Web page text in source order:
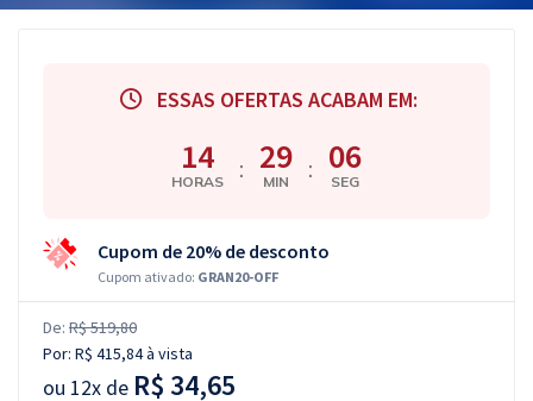
ESSAS OFERTAS ACABAM EM:
14
HORAS : 29
MIN : 06
SEG
Cupom de 20% de desconto
Cupom ativado: GRAN20-OFF
De: R$ 519,80
Por: R$ 415,84à vista
ou 12x de R$ 34,65